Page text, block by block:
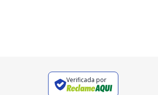
Verificada por